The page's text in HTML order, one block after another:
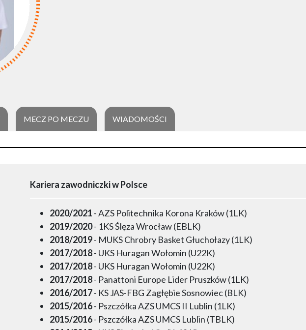
MECZ PO MECZU WIADOMOŚCI
Kariera zawodniczki w Polsce
2020/2021 - AZS Politechnika Korona Kraków (1LK)
2019/2020- 1KS Ślęza Wrocław (EBLK)
2018/2019- MUKS Chrobry Basket Głuchołazy (1LK)
2017/2018- UKS Huragan Wołomin (U22K)
2017/2018- UKS Huragan Wołomin (U22K)
2017/2018- Panattoni Europe Lider Pruszków (1LK)
2016/2017- KS JAS-FBG Zagłębie Sosnowiec (BLK)
2015/2016- Pszczółka AZS UMCS II Lublin (1LK)
2015/2016- Pszczółka AZS UMCS Lublin (TBLK)